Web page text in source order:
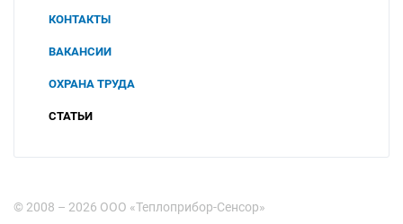
КОНТАКТЫ
ВАКАНСИИ
ОХРАНА ТРУДА
2024
ПРОМЫШЛЕННОЙ БЕЗОПАСНОСТИ
СТАТЬИ
© 2008 – 2026 ООО «Теплоприбор-Сенсор»